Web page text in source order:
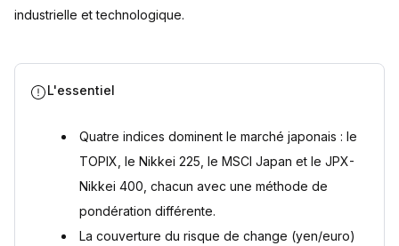
Repères éditoriaux : calibrer l'exposition au marché
Questions fréquentes
Quel est le meilleur ETF Japon pour un PEA ?
Peut-on investir au Japon avec un ETF physique dans un
Faut-il choisir un ETF Japon couvert contre le risque de
change ?
industrielle et technologique.
L'essentiel
Quatre indices dominent le marché japonais : le
TOPIX, le Nikkei 225, le MSCI Japan et le JPX-
Nikkei 400, chacun avec une méthode de
pondération différente.
La couverture du risque de change (yen/euro)